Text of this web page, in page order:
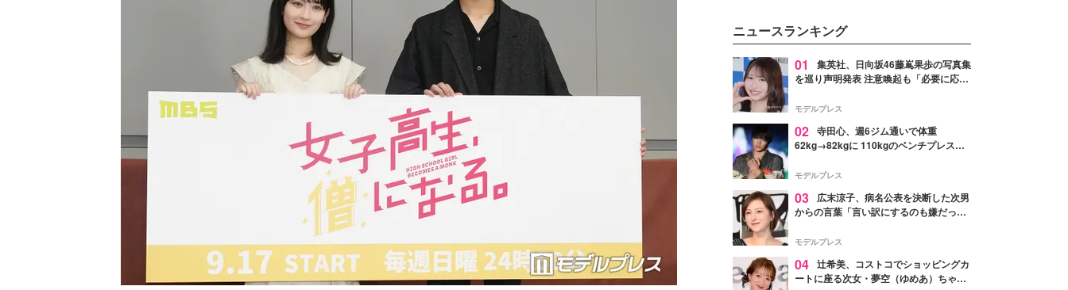
性を秘めた、革新的な「Water
Capturing Skin（ウォーターキャ
プチャリングスキン：捕水肌）」
技術を、花王が構築した。
ニュースランキング
01
集英社、日向坂46藤嶌果歩の写真集
を巡り声明発表 注意喚起も「必要に応じ
モデルプレス
02 寺田心、週6ジム通いで体重
62kg→82kgに 110kgのベンチプレス持
「かっこいい」と反響
モデルプレス
03
広末涼子、病名公表を決断した次男
からの言葉「言い訳にするのも嫌だっ
モデルプレス
04 辻希美、コストコでショッピングカ
ートに座る次女・夢空（ゆめあ）ちゃん